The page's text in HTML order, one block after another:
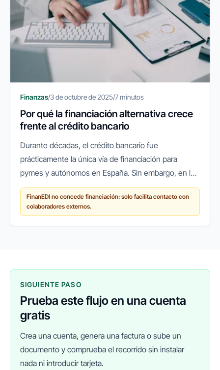
Finanzas/3 de octubre de 2025/7 minutos
Por qué la financiación alternativa crece
frente al crédito bancario
Durante décadas, el crédito bancario fue
prácticamente la única vía de financiación para
pymes y autónomos en España. Sin embargo, en los
últimos años ha surgido un cambio de paradigma:
cada vez más empresas recurren a...
FinanEDI no concede financiación: solo facilita contacto con
colaboradores externos.
SIGUIENTE PASO
Prueba este flujo en una cuenta
gratis
Crea una cuenta, genera una factura o sube un
documento y comprueba el recorrido sin instalar
nada ni introducir tarjeta.